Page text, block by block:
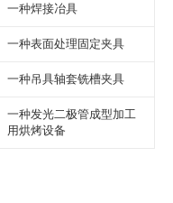
一种焊接冶具
一种表面处理固定夹具
一种吊具轴套铣槽夹具
一种发光二极管成型加工
用烘烤设备